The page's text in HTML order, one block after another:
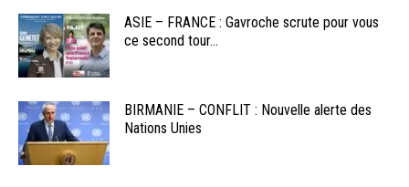
ASIE – FRANCE : Gavroche scrute pour vous
ce second tour...
BIRMANIE – CONFLIT : Nouvelle alerte des
Nations Unies